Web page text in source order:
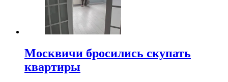
Москвичи бросились скупать
квартиры